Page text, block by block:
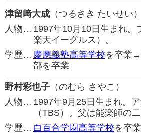
津留﨑大成 （つるさき たいせい）
人物… 1997年10月10日生まれ。
楽天イーグルス）。
学歴… 慶應義塾高等学校を卒業
部を卒業
野村彩也子 （のむら さやこ）
人物… 1997年9月25日生まれ。
（TBS）。父は能楽師の
学歴… 白百合学園高等学校を卒